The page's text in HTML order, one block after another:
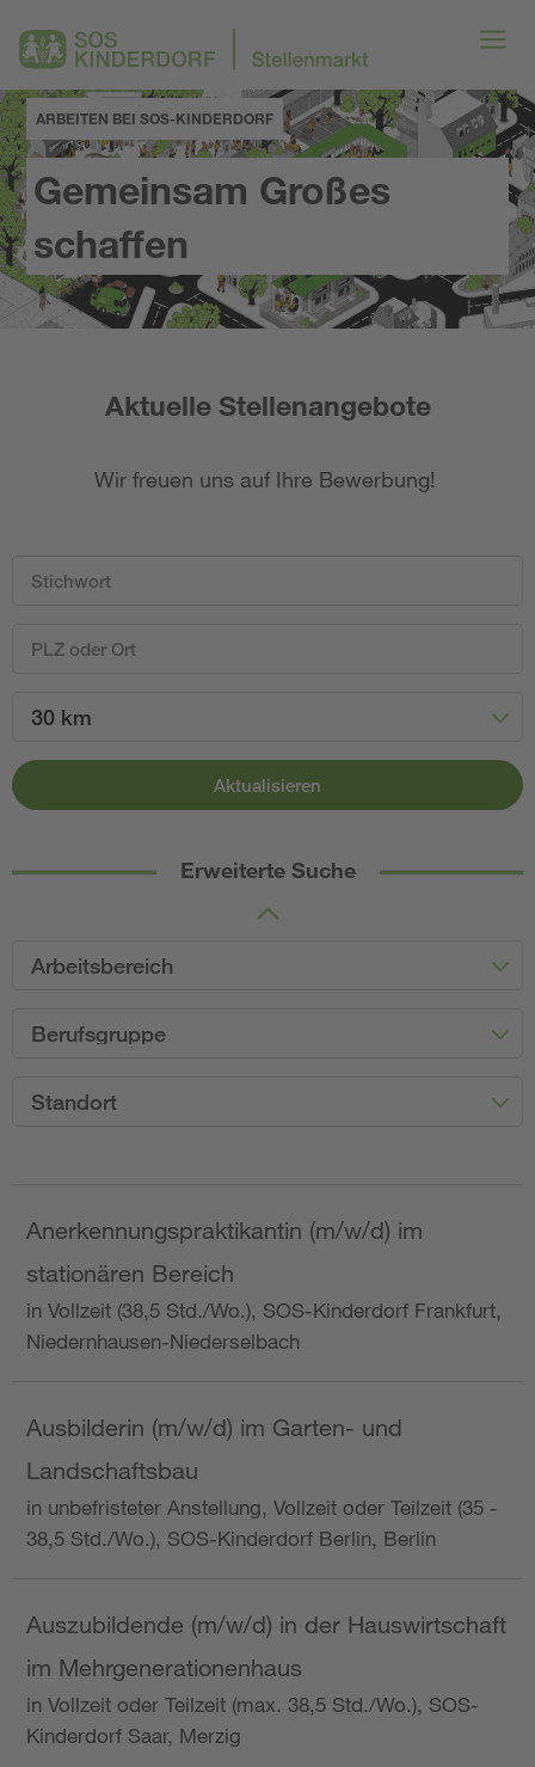
ARBEITEN BEI SOS-KINDERDORF
Gemeinsam Großes
schaffen
Aktuelle Stellenangebote
Wir freuen uns auf Ihre Bewerbung!
30 km
Aktualisieren
Erweiterte Suche
Arbeitsbereich
Berufsgruppe
Standort
Anerkennungspraktikantin (m/w/d) im
stationären Bereich
in Vollzeit (38,5 Std./Wo.), SOS-Kinderdorf Frankfurt,
Niedernhausen-Niederselbach
Ausbilderin (m/w/d) im Garten- und
Landschaftsbau
in unbefristeter Anstellung, Vollzeit oder Teilzeit (35 -
38,5 Std./Wo.), SOS-Kinderdorf Berlin, Berlin
Auszubildende (m/w/d) in der Hauswirtschaft
im Mehrgenerationenhaus
in Vollzeit oder Teilzeit (max. 38,5 Std./Wo.), SOS-
Kinderdorf Saar, Merzig